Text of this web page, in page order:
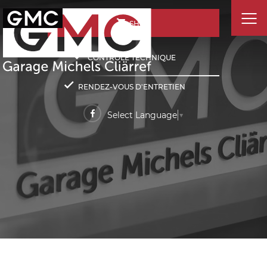
SHOP
CONTRÔLE TECHNIQUE
RENDEZ-VOUS D'ENTRETIEN
Select Language ▼